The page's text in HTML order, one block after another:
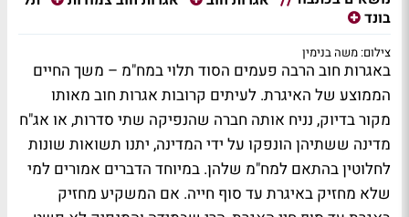
בונד
צילום: משה בנימין
באגרות חוב הרבה פעמים הסוד תלוי במח"מ – משך החיים
הממוצע של האיגרת. לעיתים קרובות אגרות חוב מאותו
מקור בדיוק, נניח אותה חברה שהנפיקה שתי סדרות, או אג"ח
מדינה ששתיהן הונפקו על ידי המדינה, יתנו תשואות שונות
לחלוטין בהתאם למח"מ שלהן. במיוחד הדברים אמורים למי
שלא מחזיק באיגרת עד סוף חייה. אם המשקיע מחזיק